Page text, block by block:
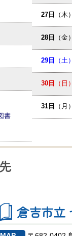
書
27日 （木）
28日 （金）
29日 （土）
30日 （日）
31日 （月）
倉吉市立